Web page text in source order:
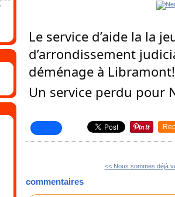
Le service d’aide la la
d’arrondissement
déménage à
Un service perdu pour
<< Nous sommes déjà
commentaires